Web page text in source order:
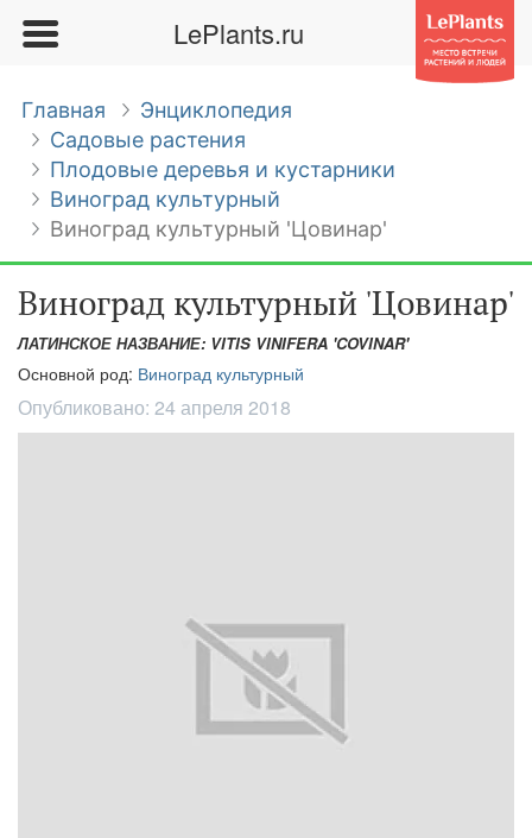
LePlants.ru
Главная
Энциклопедия
Садовые растения
Плодовые деревья и кустарники
Виноград культурный
Виноград культурный 'Цовинар'
Виноград культурный 'Цовинар'
ЛАТИНСКОЕ НАЗВАНИЕ: VITIS VINIFERA 'COVINAR'
Основной род: Виноград культурный
Опубликовано: 24 апреля 2018